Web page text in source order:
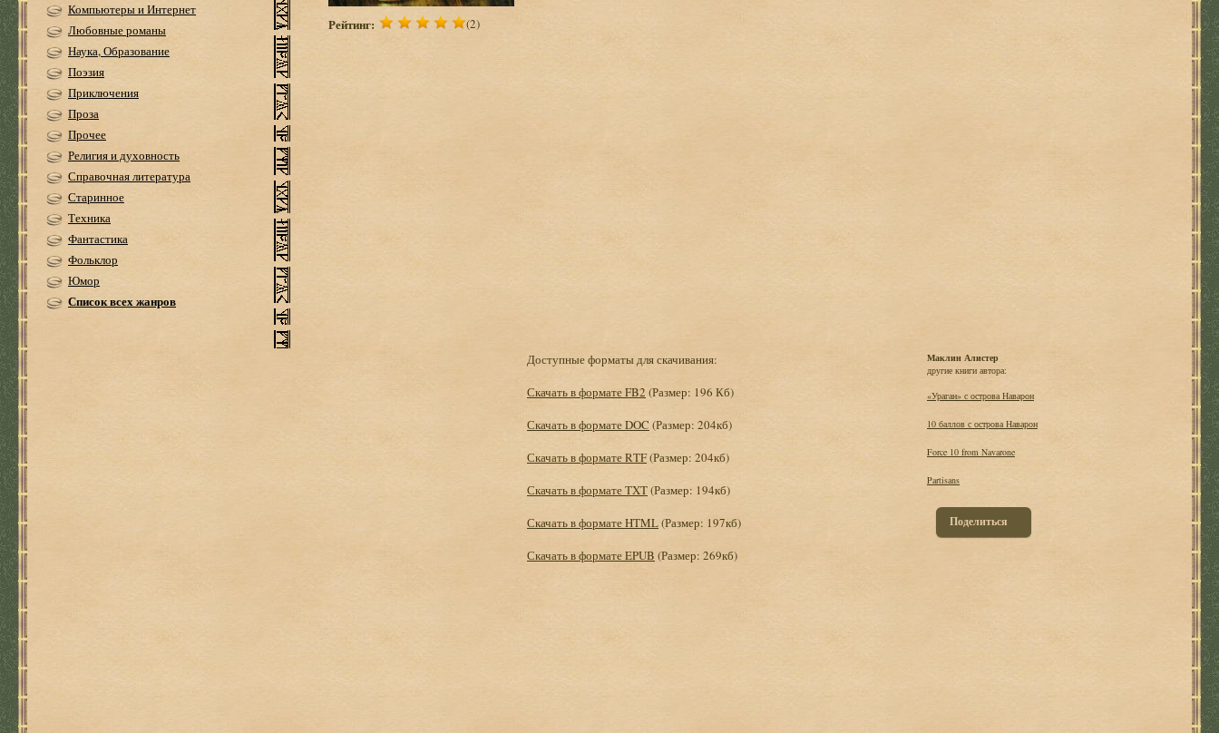
Компьютеры и Интернет
Любовные романы
Наука, Образование
Поэзия
Приключения
Проза
Прочее
Религия и духовность
Справочная литература
Старинное
Техника
Фантастика
Фольклор
Юмор
Список всех жанров
Рейтинг: (2)
Доступные форматы для скачивания:
Скачать в формате FB2 (Размер: 196 Кб)
Скачать в формате DOC (Размер: 204кб)
Скачать в формате RTF(Размер: 204кб)
Скачать в формате TXT(Размер: 194кб)
Скачать в формате HTML(Размер: 197кб)
Скачать в формате EPUB (Размер: 269кб)
Маклин Алистер
другие книги автора:
«Ураган» с острова Наварон
10 баллов с острова Наварон
Force 10 from Navarone
Partisans
Поделиться